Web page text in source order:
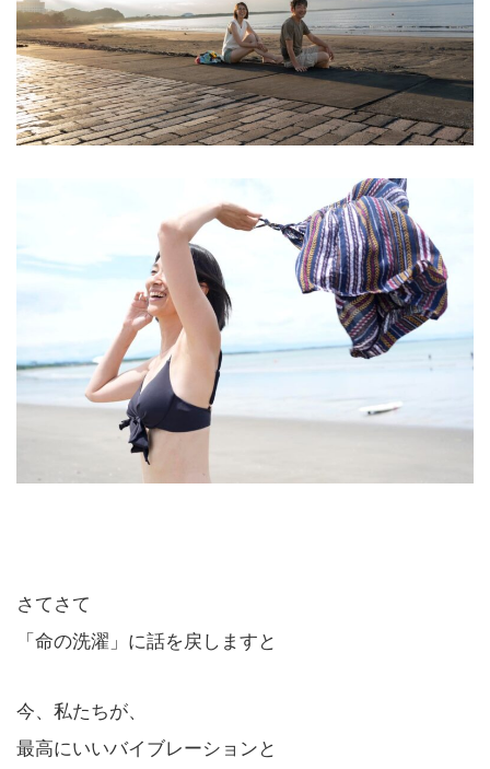
さてさて
「命の洗濯」に話を戻しますと
今、私たちが、
最高にいいバイブレーションと